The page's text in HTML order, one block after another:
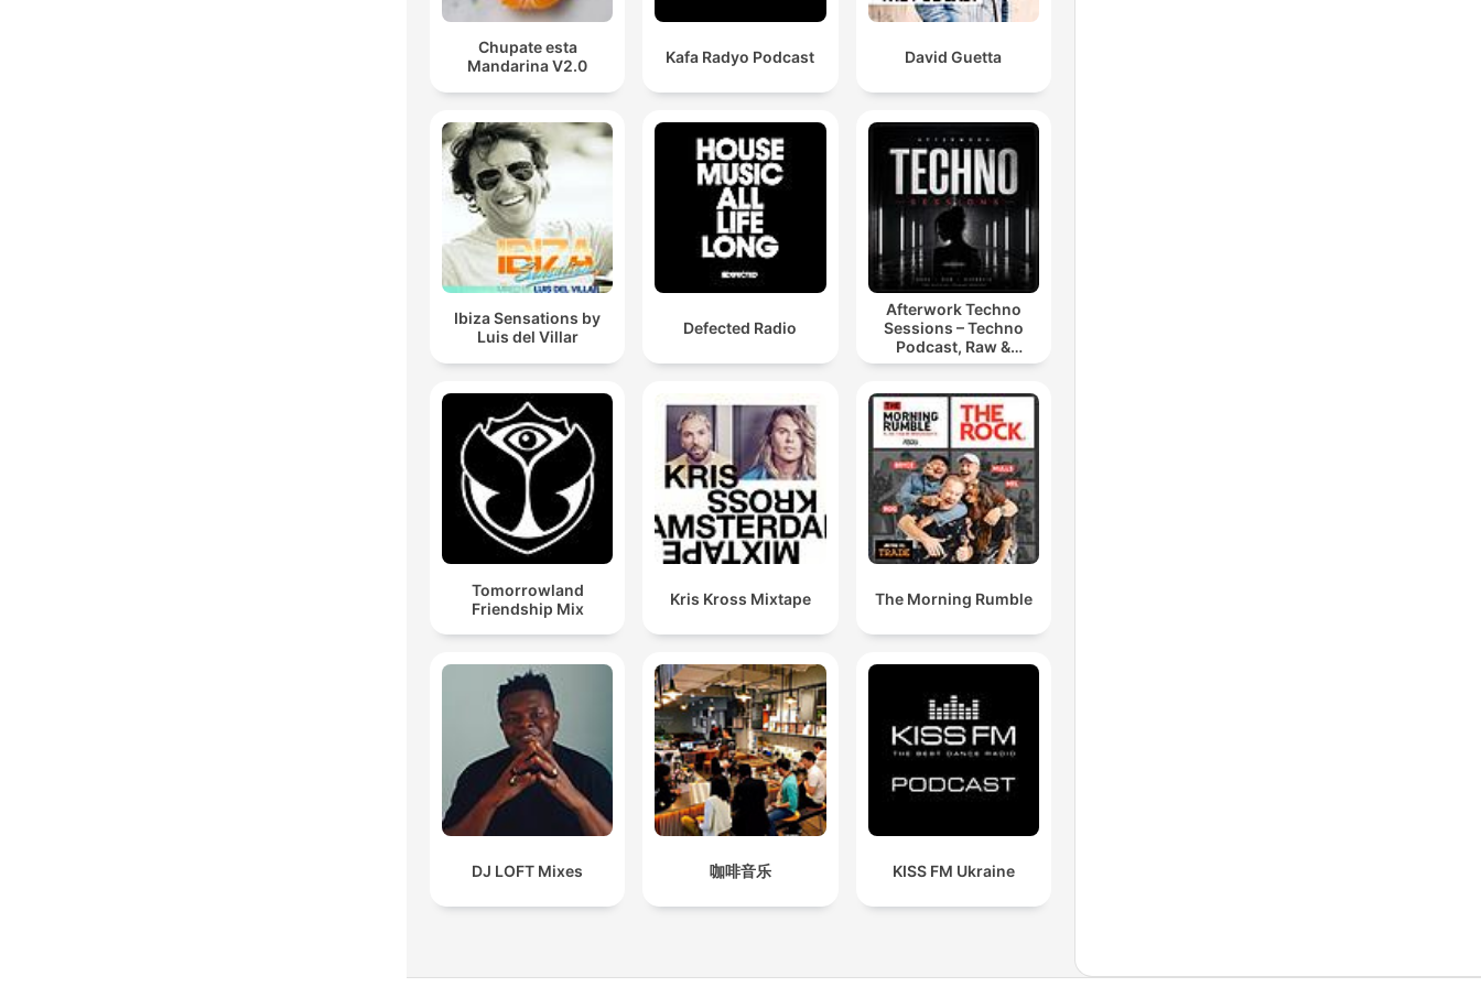
Chupate esta
Mandarina V2.0
Kafa Radyo Podcast David Guetta
Ibiza Sensations by
Luis del Villar
Defected Radio
Afterwork Techno
Sessions – Techno
Podcast, Raw &
Hypnotic Techno
Tomorrowland
Friendship Mix
Kris Kross Mixtape The Morning Rumble
DJ LOFT Mixes 咖啡音乐 KISS FM Ukraine